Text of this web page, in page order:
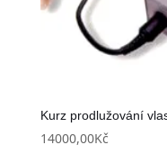
Kurz prodlužování
14000,00Kč